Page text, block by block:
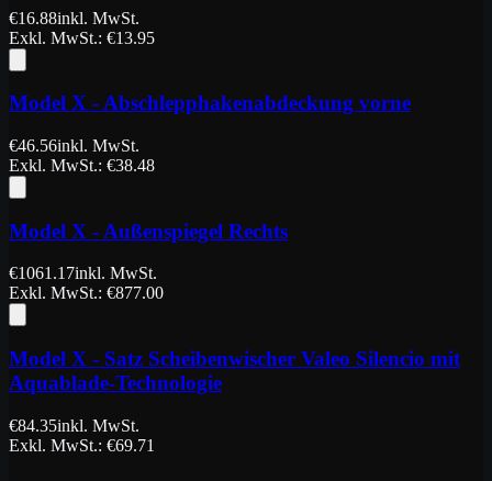
€16.88inkl. MwSt.
Exkl. MwSt.: €13.95
Model X - Abschlepphakenabdeckung vorne
€46.56inkl. MwSt.
Exkl. MwSt.: €38.48
Model X - Außenspiegel Rechts
€1061.17inkl. MwSt.
Exkl. MwSt.: €877.00
Model X - Satz Scheibenwischer Valeo Silencio mit
Aquablade-Technologie
€84.35inkl. MwSt.
Exkl. MwSt.: €69.71